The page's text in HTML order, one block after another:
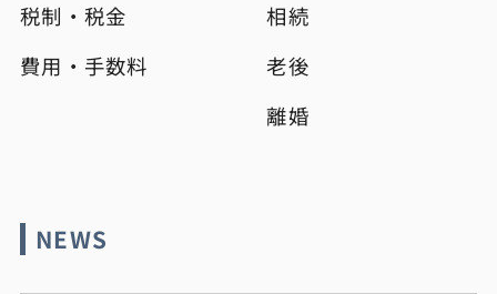
税制・税金
費用・手数料
相続
老後
離婚
NEWS